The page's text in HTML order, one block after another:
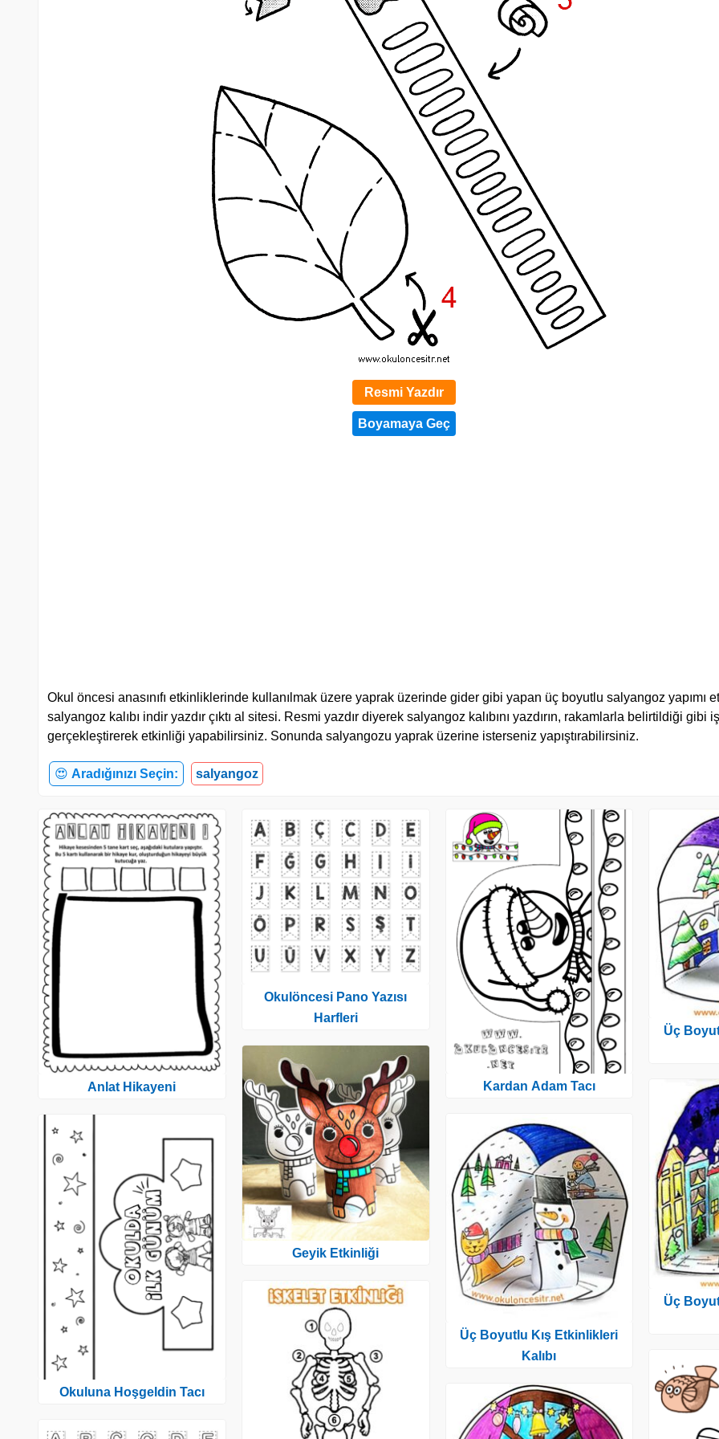
Resmi Yazdır
Okul öncesi anasınıfı etkinliklerinde kullanılmak üzere yaprak üzerinde gider gibi yapan üç boyutlu salyangoz yapımı
salyangoz kalıbı indir yazdır çıktı al sitesi. Resmi yazdır diyerek salyangoz kalıbını yazdırın, rakamlarla belirtildiği gibi
gerçekleştirerek etkinliği yapabilirsiniz. Sonunda salyangozu yaprak üzerine isterseniz yapıştırabilirsiniz.
😍 Aradığınızı Seçin: salyangoz
Anlat Hikayeni
Okuluna Hoşgeldin Tacı
Okulöncesi Pano Yazısı
Harfleri
Geyik Etkinliği
Kardan Adam Tacı
Üç Boyutlu Kış Etkinlikleri
Kalıbı
Üç
Üç